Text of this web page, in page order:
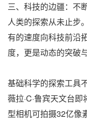
三、科技的边疆：不
人类的探索从未止步
有的速度向科技前沿
度，更是动态的突破
基础科学的探索工具
薇拉·C·鲁宾天文台
型相机可拍摄32亿像